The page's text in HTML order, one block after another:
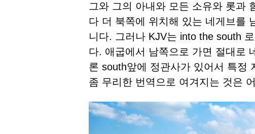
그와 그의 아내와 모든 소유와 롯과
다 더 북쪽에 위치해 있는 네게브를
니다. 그러나 KJV는 into the south
다. 애굽에서 남쪽으로 가면 절대로
론 south앞에 정관사가 있어서 특정
좀 무리한 번역으로 여겨지는 것은